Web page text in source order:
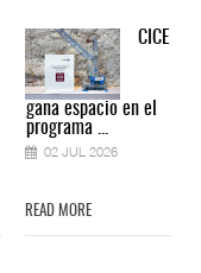
CICE
gana espacio en el
programa ...
02 JUL 2026
READ MORE